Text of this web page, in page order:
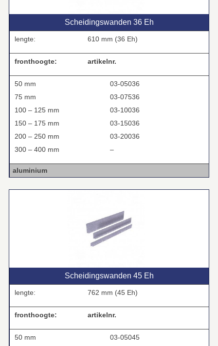
Scheidingswanden 36 Eh
lengte: 610 mm (36 Eh)
fronthoogte: artikelnr.
50 mm
03-05036
75 mm
03-07536
100 – 125 mm
03-10036
150 – 175 mm
03-15036
200 – 250 mm
03-20036
300 – 400 mm
–
aluminium
Scheidingswanden 45 Eh
lengte: 762 mm (45 Eh)
fronthoogte: artikelnr.
50 mm
03-05045